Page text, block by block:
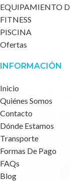
EQUIPAMIENTO
FITNESS
PISCINA
Ofertas
INFORMACIÓN
Inicio
Quiénes Somos
Contacto
Dónde Estamos
Transporte
Formas De Pago
FAQs
Blog